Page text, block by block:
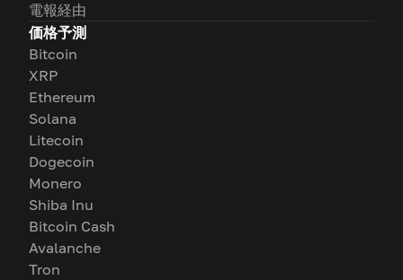
電報経由
価格予測
Bitcoin
XRP
Ethereum
Solana
Litecoin
Dogecoin
Monero
Shiba Inu
Bitcoin Cash
Avalanche
Tron